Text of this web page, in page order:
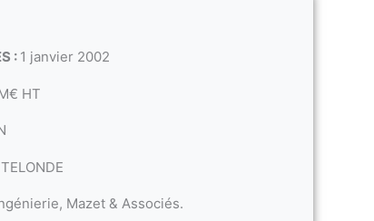
: 1 janvier 2002
HT
Mazet & Associés.